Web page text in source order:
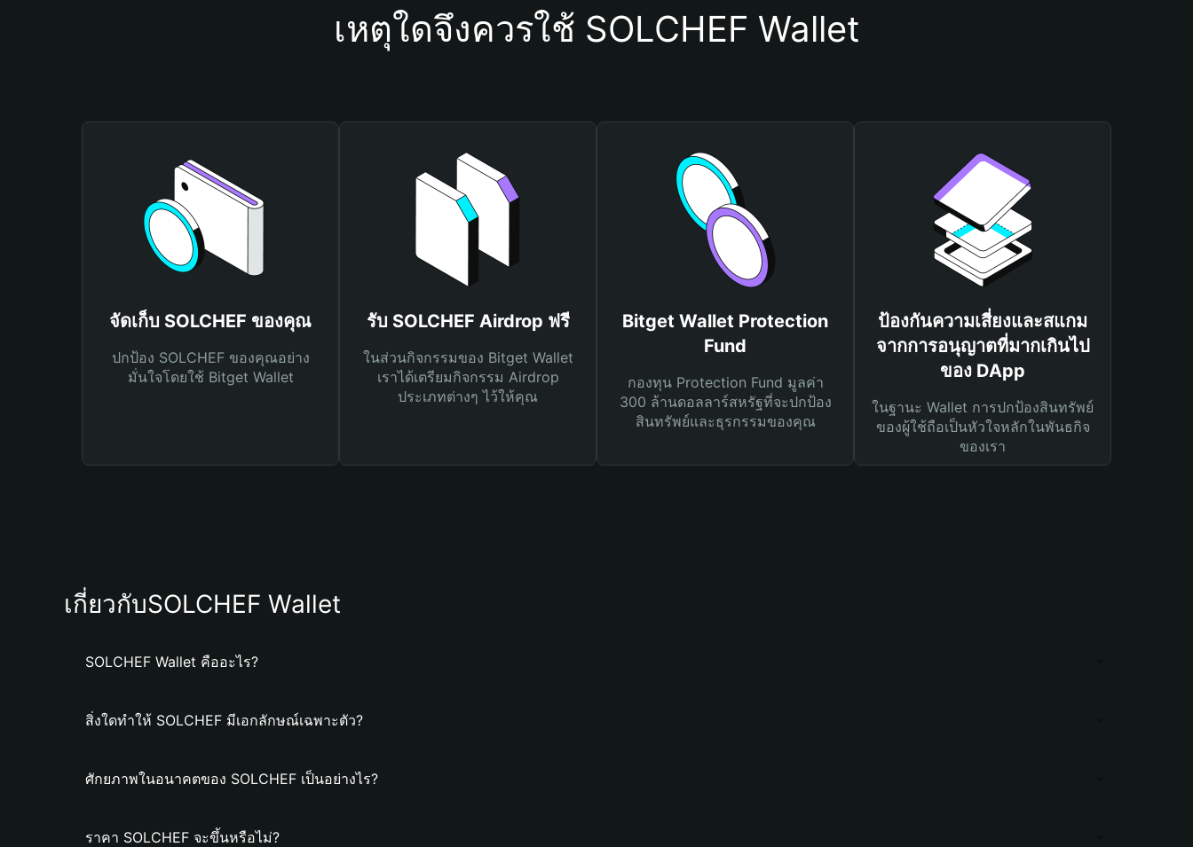
เหตุใดจึงควรใช้ SOLCHEF Wallet
จัดเก็บ SOLCHEF ของคุณ
ปกป้อง SOLCHEF ของคุณอย่าง
มั่นใจโดยใช้ Bitget Wallet
รับ SOLCHEF Airdrop ฟรี
ในส่วนกิจกรรมของ Bitget Wallet
เราได้เตรียมกิจกรรม Airdrop
ประเภทต่างๆ ไว้ให้คุณ
Bitget Wallet Protection
Fund
กองทุน Protection Fund มูลค่า
300 ล้านดอลลาร์สหรัฐที่จะปกป้อง
สินทรัพย์และธุรกรรมของคุณ
ป้องกันความเสี่ยงและสแกม
จากการอนุญาตที่มากเกินไป
ของ DApp
ในฐานะ Wallet การปกป้องสินทรัพย์
ของผู้ใช้ถือเป็นหัวใจหลักในพันธกิจ
ของเรา
เกี่ยวกับSOLCHEF Wallet
SOLCHEF Wallet คืออะไร?
สิ่งใดทำให้ SOLCHEF มีเอกลักษณ์เฉพาะตัว?
ศักยภาพในอนาคตของ SOLCHEF เป็นอย่างไร?
ราคา SOLCHEF จะขึ้นหรือไม่?